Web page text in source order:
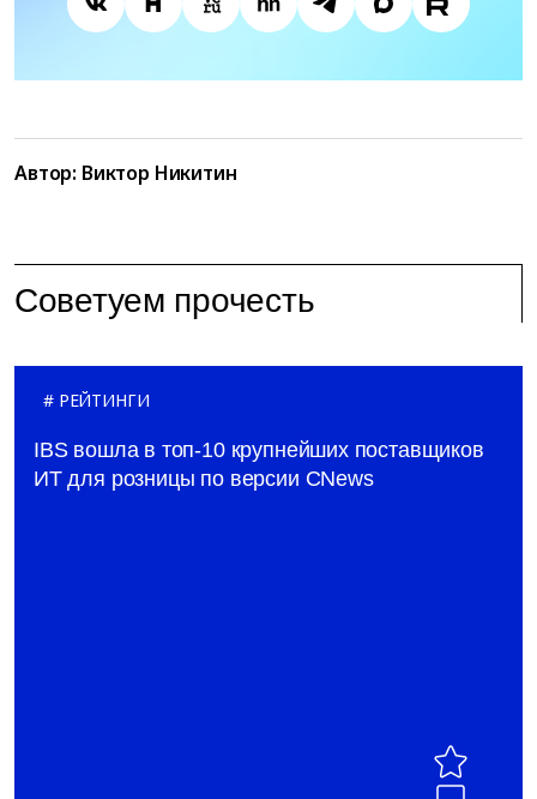
Автор: Виктор Никитин
Советуем прочесть
РЕЙТИНГИ
IBS вошла в топ-10 крупнейших поставщиков
ИТ для розницы по версии CNews